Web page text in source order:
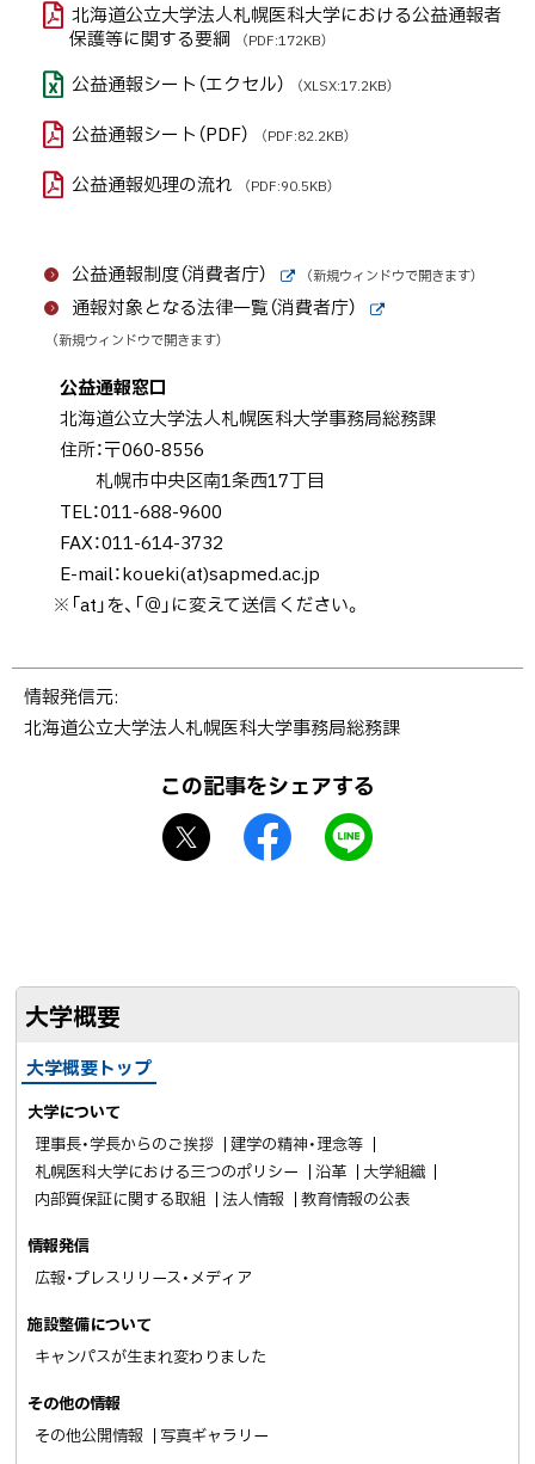
北海道公立大学法人札幌医科大学における公益通報者
保護等に関する要綱
（PDF:172KB）
公益通報シート（エクセル） （XLSX:17.2KB）
公益通報シート（PDF） （PDF:82.2KB）
公益通報処理の流れ （PDF:90.5KB）
公益通報制度（消費者庁）
外
部
（新規ウィンドウで開きます）
通報対象となる法律一覧（消費者庁）
ト
（新規ウィンドウで開きます）
公益通報窓口
北海道公立大学法人札幌医科大学事務局総務課
住所：〒060-8556
札幌市中央区南1条西17丁目
TEL：011-688-9600
FAX：011-614-3732
E-mail：koueki(at)sapmed.ac.jp
※「at」を、「＠」に変えて送信ください。
ト
ッ
情報発信元
北海道公立大学法人札幌医科大学事務局総務課
この記事をシェアする
o
ア
送
大学概要
大学概要トップ
大学について
理事長・学長からのご挨拶
建学の精神・理念等
札幌医科大学における三つのポリシー
沿革
大学組織
内部質保証に関する取組
法人情報 教育情報の公表
情報発信
広報・プレスリリース・メディア
施設整備について
キャンパスが生まれ変わりました
その他の情報
その他公開情報
写真ギャラリー